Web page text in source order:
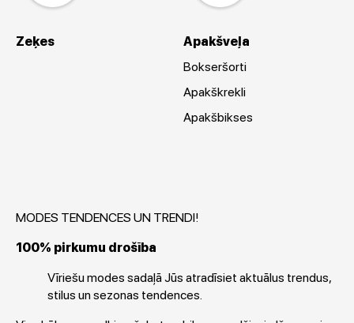
Zeķes
Apakšveļa
Bokseršorti
Apakškrekli
Apakšbikses
MODES TENDENCES UN TRENDI!
100% pirkumu drošība
Vīriešu modes sadaļā Jūs atradīsiet aktuālus trendus,
stilus un sezonas tendences.